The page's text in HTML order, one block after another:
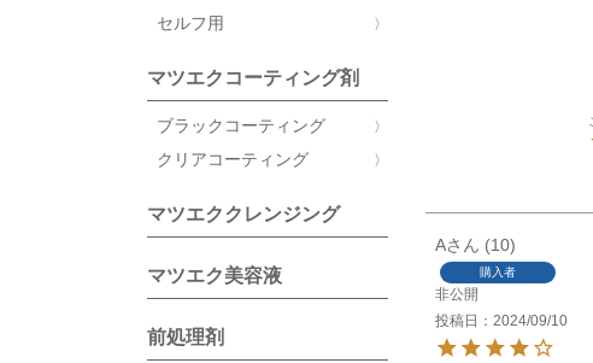
セルフ用
マツエクコーティング剤
ブラックコーティング
クリアコーティング
マツエククレンジング
マツエク美容液
前処理剤
A 10
購入者
非公開
投稿日
2024/09/10